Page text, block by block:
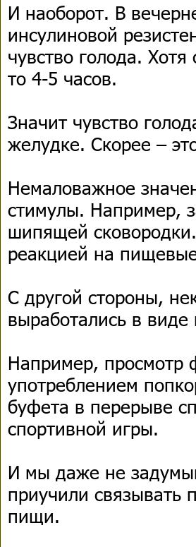
И наоборот. В
инсулиновой
чувство голода.
то 4-5 часов.
Значит чувство
желудке. Скорее –
Немаловажное
стимулы. Например,
шипящей
реакцией на
С другой стороны,
выработались в
Например, просмотр
употреблением
буфета в перерыве
спортивной игры.
И мы даже не
приучили связывать
пищи.